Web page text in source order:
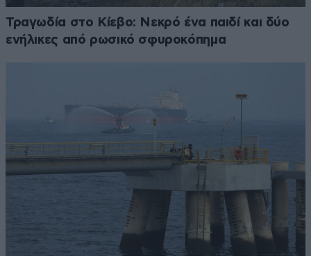
Τραγωδία στο Κίεβο: Νεκρό ένα παιδί και δύο
ενήλικες από ρωσικό σφυροκόπημα